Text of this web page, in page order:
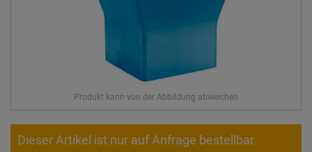
Dieser Artikel ist nur auf Anfrage bestellbar.